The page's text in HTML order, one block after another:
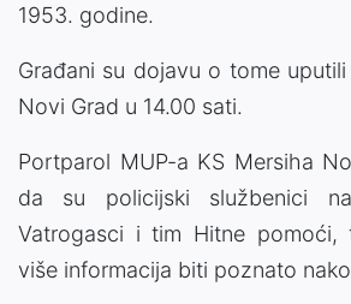
1953. godine.
Građani su dojavu o tome
Novi Grad u 14.00 sati.
Portparol MUP-a KS Mersiha
da su policijski službenici
Vatrogasci i tim Hitne
više informacija biti poznato